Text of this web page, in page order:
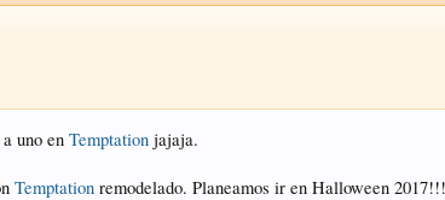
a uno enTemptation jajaja.
Temptation remodelado. Planeamos ir en Halloween